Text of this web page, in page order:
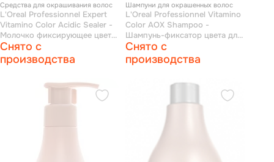
Средства для окрашивания волос
L'Oreal Professionnel Expert
Vitamino Color Acidic Sealer -
Молочко фиксирующее цвет
210 мл
Снято с
производства
Шампуни для окрашенных волос
L'Oreal Professionnel Vitamino
Сolor AOX Shampoo -
Шампунь-фиксатор цвета для
окрашенных волос 300 мл
Снято с
производства